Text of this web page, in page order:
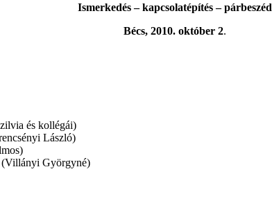
Ismerkedés – kapcsolatépítés – párbeszéd
Bécs, 2010. október 2.
és kollégái)
László)
(Villányi Györgyné)